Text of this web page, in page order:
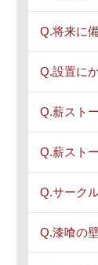
Q.将来に
Q.設置に
Q.薪スト
Q.薪スト
Q.サーク
Q.漆喰の